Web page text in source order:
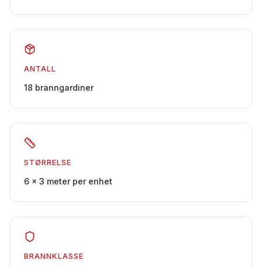
ANTALL
18 branngardiner
STØRRELSE
6 × 3 meter per enhet
BRANNKLASSE